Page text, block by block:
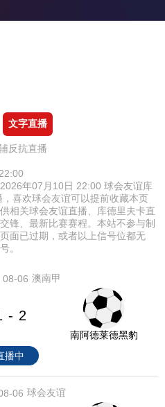
文字直播
反抗直播
年07月10日 22:00 球会友谊库
喜欢球会友谊可以提前收藏本页
相关球会友谊直播、库德里夫卡直
锋、最新比赛赛程。本站不参与制
面已过期，或者以上信号位都无
。
08-06 澳南甲
- 2
南阿德莱德黑豹
播中
06 球会友谊